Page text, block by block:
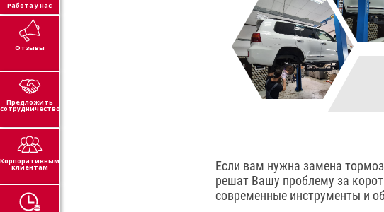
Если вам нужна замена
решат Вашу проблему за
современные инструменты и
Работа у нас
Отзывы
Предложить
сотрудничество
Корпоративным
клиентам